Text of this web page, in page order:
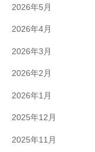
2026年5月
2026年4月
2026年3月
2026年2月
2026年1月
2025年12月
2025年11月